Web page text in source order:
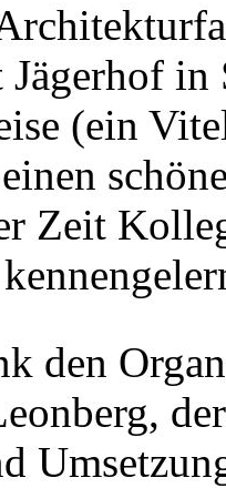
Jägerhof
(ein
Zeit
den